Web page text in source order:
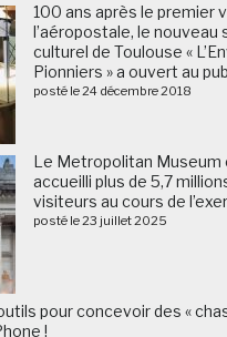
100 ans après le premier
l’aéropostale, le nouveau
culturel de Toulouse «
Pionniers » a ouvert au
posté le 24 décembre 2018
Le Metropolitan Museum
accueilli plus de 5,7
visiteurs au cours de
posté le 23 juillet 2025
pour concevoir des «
!